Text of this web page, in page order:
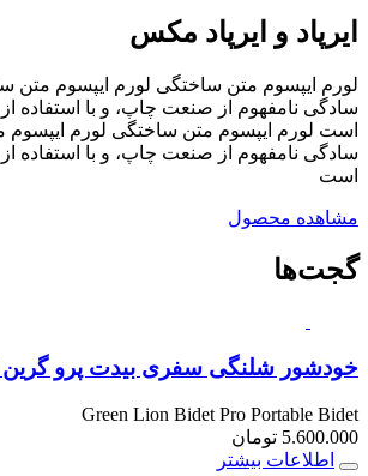
ایرپاد و ایرپاد مکس
لورم ایپسوم متن ساختگی لورم ایپسوم متن
سادگی نامفهوم از صنعت چاپ، و با استفاده
است لورم ایپسوم متن ساختگی لورم ایپسوم
سادگی نامفهوم از صنعت چاپ، و با استفاده
است
مشاهده محصول
گجت‌ها
خودشور شلنگی سفری بیدت پرو گرین
Green Lion Bidet Pro Portable Bidet
5.600.000 تومان
اطلاعات بیشتر